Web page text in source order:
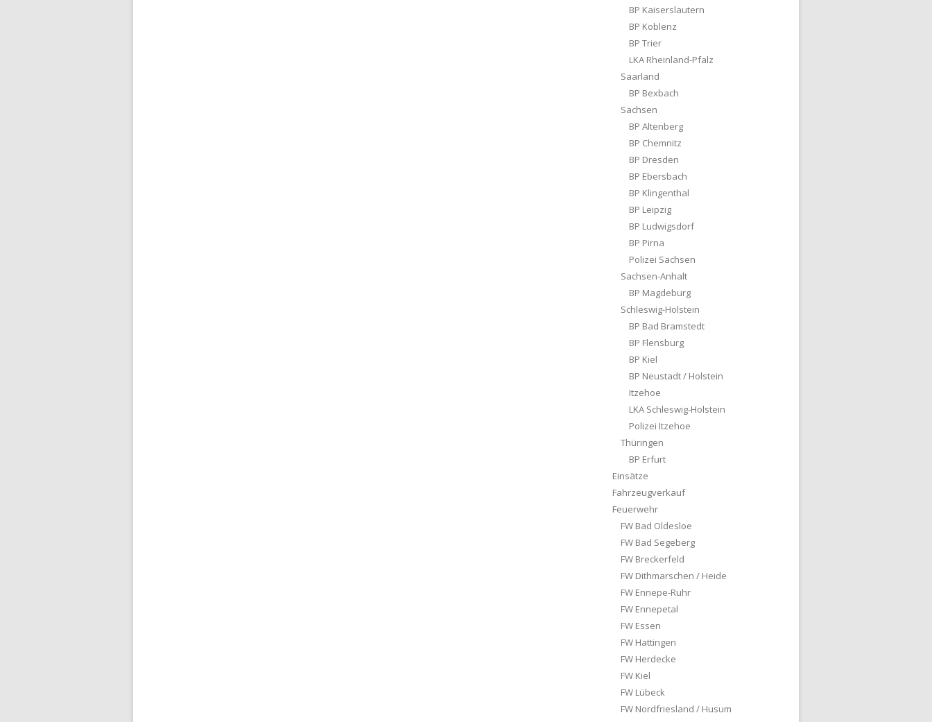
BP Kaiserslautern
BP Koblenz
BP Trier
LKA Rheinland-Pfalz
Saarland
BP Bexbach
Sachsen
BP Altenberg
BP Chemnitz
BP Dresden
BP Ebersbach
BP Klingenthal
BP Leipzig
BP Ludwigsdorf
BP Pirna
Polizei Sachsen
Sachsen-Anhalt
BP Magdeburg
Schleswig-Holstein
BP Bad Bramstedt
BP Flensburg
BP Kiel
BP Neustadt / Holstein
Itzehoe
LKA Schleswig-Holstein
Polizei Itzehoe
Thüringen
BP Erfurt
Einsätze
Fahrzeugverkauf
Feuerwehr
FW Bad Oldesloe
FW Bad Segeberg
FW Breckerfeld
FW Dithmarschen / Heide
FW Ennepe-Ruhr
FW Ennepetal
FW Essen
FW Hattingen
FW Herdecke
FW Kiel
FW Lübeck
FW Nordfriesland / Husum